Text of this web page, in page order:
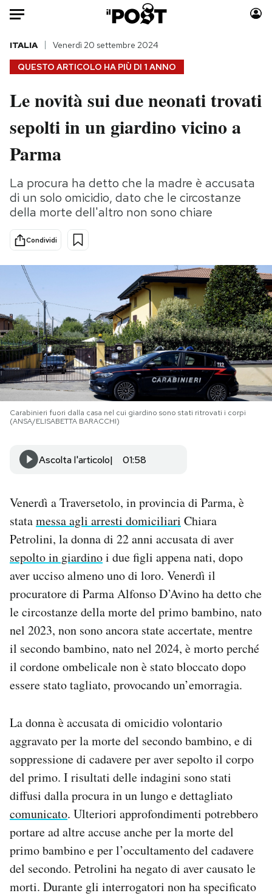
Auto
HOME
Italia
Politica
Tecnologia
Scienza
Cultura
Sport
Moda
Consumismi
Media
PODCAST
NEWSLETTER
I MIEI PREFERITI
SHOP
CALENDARIO
AREA PERSONALE
Area Personale
Newsletter
Notifiche mobile
Regala il Post
Esci
QUESTO ARTICOLO HA PIÙ DI 1 ANNO
ITALIA Venerdì 20 settembre 2024
Le novità sui due neonati trovati
sepolti in un giardino vicino a
Parma
La procura ha detto che la madre è accusata
di un solo omicidio, dato che le circostanze
della morte dell'altro non sono chiare
Condividi
Carabinieri fuori dalla casa nel cui giardino sono stati ritrovati i corpi
(ANSA/ELISABETTA BARACCHI)
Ascolta l'articolo 01:58
Venerdì a Traversetolo, in provincia di Parma, è
statamessa agli arresti domiciliari Chiara
Petrolini, la donna di 22 anni accusata di aver
sepolto in giardinoi due figli appena nati, dopo
aver ucciso almeno uno di loro. Venerdì il
procuratore di Parma Alfonso D’Avino ha detto che
le circostanze della morte del primo bambino, nato
nel 2023, non sono ancora state accertate, mentre
il secondo bambino, nato nel 2024, è morto perché
il cordone ombelicale non è stato bloccato dopo
essere stato tagliato, provocando un’emorragia.
La donna è accusata di omicidio volontario
aggravato per la morte del secondo bambino, e di
soppressione di cadavere per aver sepolto il corpo
del primo. I risultati delle indagini sono stati
diffusi dalla procura in un lungo e dettagliato
comunicato. Ulteriori approfondimenti potrebbero
portare ad altre accuse anche per la morte del
primo bambino e per l’occultamento del cadavere
del secondo. Petrolini ha negato di aver causato le
morti. Durante gli interrogatori non ha specificato